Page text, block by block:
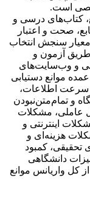
است.
کتاب‌های درسی و
صحت و اعتبار
سنجش انتخاب
طریق آزمون و
و وب‌سایت‌های
­موانع دستیابی
سرعت اطلاعات،
و تمام‌متن‌نبودن
عاملی، مشکلات
اینترنتی و
هزینه‌ای و
تحقیقی، کمبود
دانشگاهی
شش عامل، 36/60 درصد از کل واریانس موانع